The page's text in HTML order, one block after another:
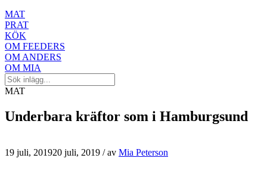
MAT
PRAT
KÖK
OM FEEDERS
OM ANDERS
OM MIA
MAT
Underbara kräftor som i Hamburgsund
19 juli, 201920 juli, 2019 / av Mia Peterson